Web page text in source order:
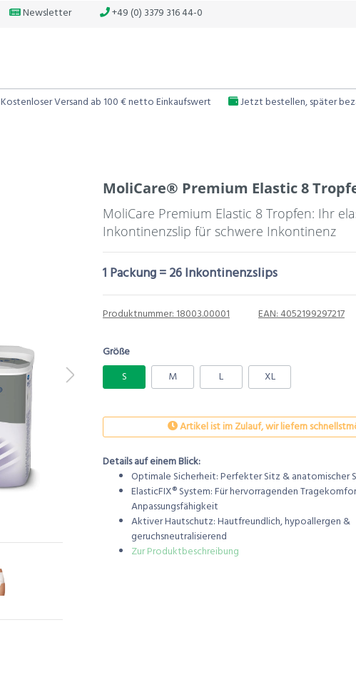
Newsletter +49 (0) 3379 316 44-0
Kostenloser Versand ab 100 € netto Einkaufswert Jetzt bestellen, später
MoliCare® Premium Elastic 8
MoliCare Premium Elastic 8 Tropfen: Ihr
Inkontinenzslip für schwere Inkontinenz
1 Packung = 26 Inkontinenzslips
Produktnummer:18003.00001 EAN:4052199297217
Größe
S
M L XL
Artikel ist im Zulauf, wir liefern
Details auf einem Blick:
Optimale Sicherheit: Perfekter Sitz & anatomischer
ElasticFIX® System: Für hervorragenden
Anpassungsfähigkeit
Aktiver Hautschutz: Hautfreundlich, hypoallergen &
geruchsneutralisierend
Zur Produktbeschreibung